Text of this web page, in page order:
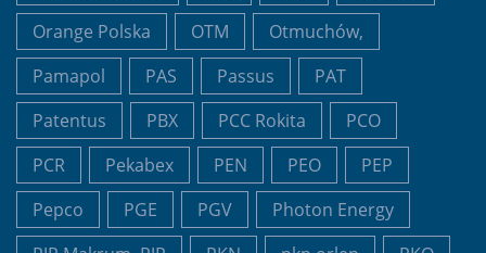
Orange Polska
OTM
Otmuchów,
Pamapol
PAS Passus
PAT
Patentus
PBX PCC Rokita
PCO
PCR
Pekabex PEN PEO
PEP
Pepco
PGE PGV
Photon Energy